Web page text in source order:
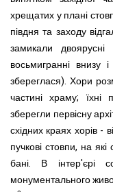
хрещатих у плані
півдня та заходу
замикали
восьмигранні внизу
збереглася). Хори
частині храму; їхні
зберегли первісну
східних краях хорів -
пучкові стовпи, на
бані.
В інтер'єрі
монументального